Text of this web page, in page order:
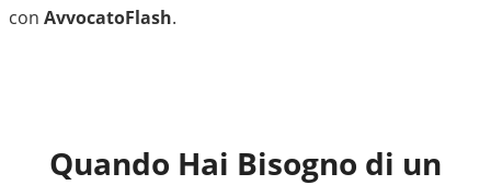
con AvvocatoFlash.
Quando Hai Bisogno di un